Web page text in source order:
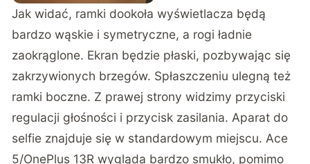
Jak widać, ramki dookoła wyświetlacza będą
bardzo wąskie i symetryczne, a rogi ładnie
zaokrąglone. Ekran będzie płaski, pozbywając się
zakrzywionych brzegów. Spłaszczeniu ulegną też
ramki boczne. Z prawej strony widzimy przyciski
regulacji głośności i przycisk zasilania. Aparat do
selfie znajduje się w standardowym miejscu. Ace
5/OnePlus 13R wygląda bardzo smukło, pomimo